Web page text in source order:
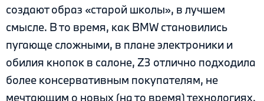
создают образ «старой школы», в лучшем
смысле. В то время, как BMW становились
пугающе сложными, в плане электроники и
обилия кнопок в салоне, Z3 отлично подходила
более консервативным покупателям, не
мечтающим о новых (на то время) технологиях.